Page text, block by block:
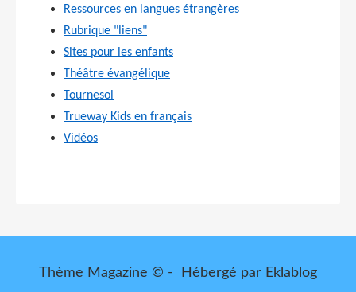
Ressources en langues étrangères
Rubrique "liens"
Sites pour les enfants
Théâtre évangélique
Tournesol
Trueway Kids en français
Vidéos
Thème Magazine © - Hébergé par Eklablog